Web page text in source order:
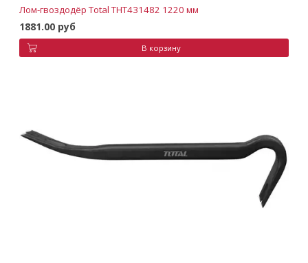
Лом-гвоздодёр Total THT431482 1220 мм
1881.00 руб
В корзину